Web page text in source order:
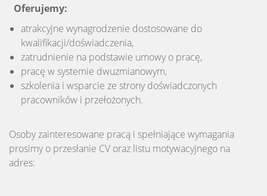
Oferujemy:
atrakcyjne wynagrodzenie dostosowane do
kwalifikacji/doświadczenia,
zatrudnienie na podstawie umowy o pracę,
pracę w systemie dwuzmianowym,
szkolenia i wsparcie ze strony doświadczonych
pracowników i przełożonych.
Osoby zainteresowane pracą i spełniające wymagania
prosimy o przesłanie CV oraz listu motywacyjnego na
adres: